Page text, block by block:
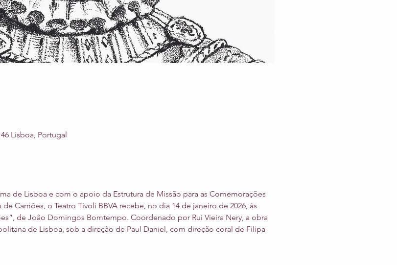
Lisboa, Portugal
de Lisboa e com o apoio da Estrutura de Missão para as Comemorações
Camões, o Teatro Tivoli BBVA recebe, no dia 14 de janeiro de 2026, às
de João Domingos Bomtempo. Coordenado por Rui Vieira Nery, a obra
de Lisboa, sob a direção de Paul Daniel, com direção coral de Filipa